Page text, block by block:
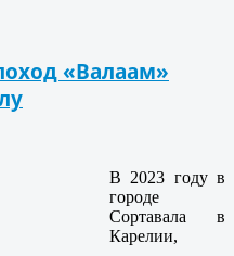
«Валаам»
В 2023 году в
городе
Сортавала в
Карелии,